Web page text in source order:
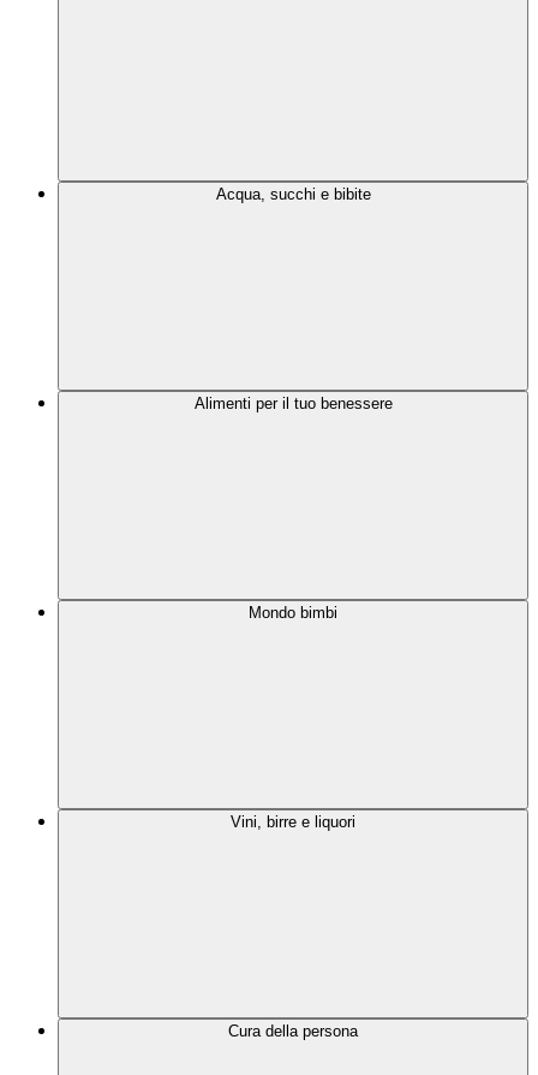
Acqua, succhi e bibite
Alimenti per il tuo benessere
Mondo bimbi
Vini, birre e liquori
Cura della persona